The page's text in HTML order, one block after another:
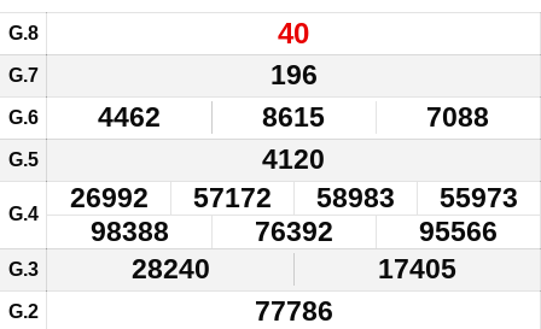
G.8 40
G.7 196
G.6 4462 8615 7088
G.5 4120
G.4
26992 57172 58983
55973
98388
76392 95566
G.3 28240 17405
G.2 77786